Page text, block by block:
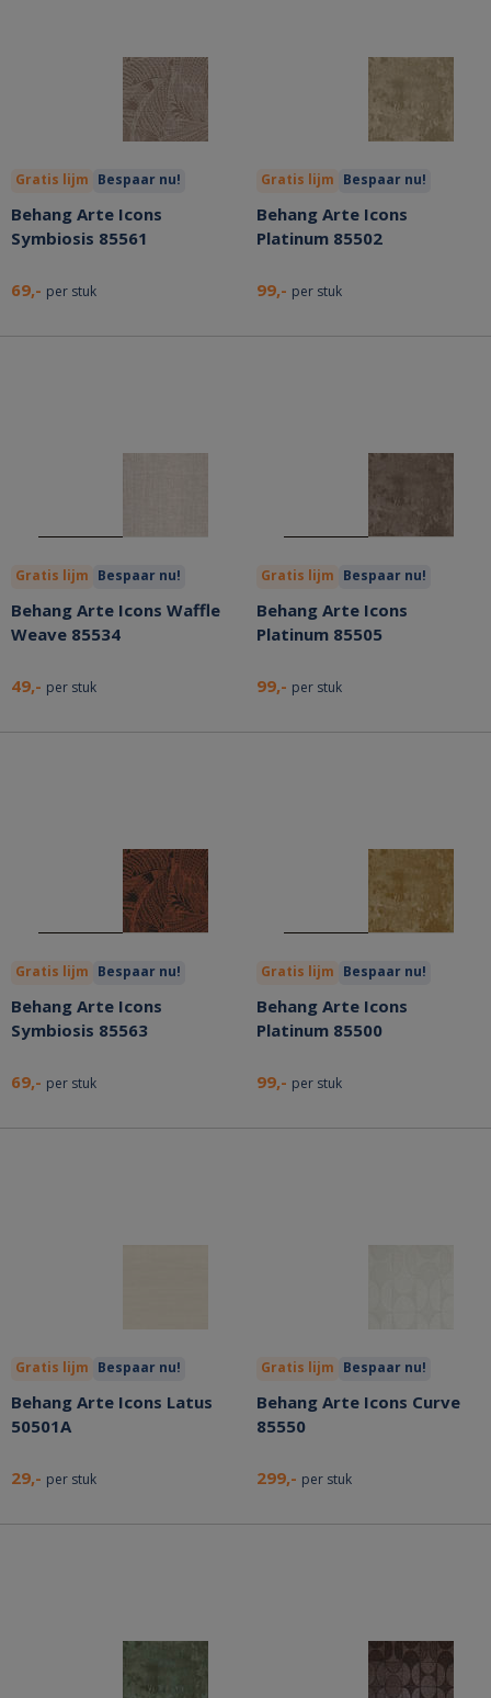
Gratis lijm Bespaar nu!
Behang Arte Icons
Symbiosis 85561
69,- per stuk
Gratis lijm Bespaar nu!
Behang Arte Icons
Platinum 85502
99,- per stuk
Gratis lijm Bespaar nu!
Behang Arte Icons Waffle
Weave 85534
49,- per stuk
Gratis lijm Bespaar nu!
Behang Arte Icons
Platinum 85505
99,- per stuk
Gratis lijm Bespaar nu!
Behang Arte Icons
Symbiosis 85563
69,- per stuk
Gratis lijm Bespaar nu!
Behang Arte Icons
Platinum 85500
99,- per stuk
Gratis lijm Bespaar nu!
Behang Arte Icons Latus
50501A
29,- per stuk
Gratis lijm Bespaar nu!
Behang Arte Icons Curve
85550
299,- per stuk